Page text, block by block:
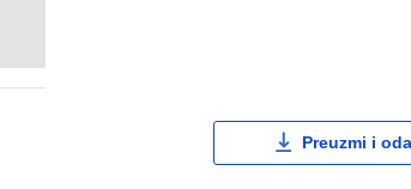
Preuzmi i